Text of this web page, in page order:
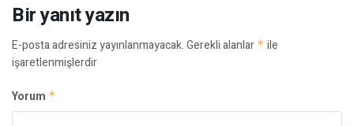
Bir yanıt yazın
E-posta adresiniz yayınlanmayacak.Gerekli alanlar * ile
işaretlenmişlerdir
Yorum *